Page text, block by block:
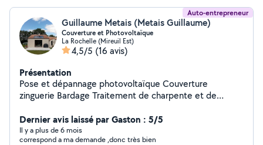
Auto-entrepreneur
Guillaume Metais (Metais Guillaume)
Couverture et Photovoltaïque
La Rochelle (Mireuil Est)
4,5/5 (16 avis)
Présentation
Pose et dépannage photovoltaïque Couverture
zinguerie Bardage Traitement de charpente et de
Dernier avis laissé par Gaston : 5/5
Il y a plus de 6 mois
correspond a ma demande ,donc très bien